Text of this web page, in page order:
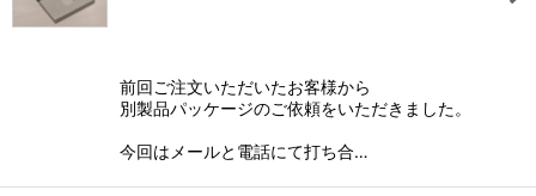
前回ご注文いただいたお客様から
別製品パッケージのご依頼をいただきました。
今回はメールと電話にて打ち合…